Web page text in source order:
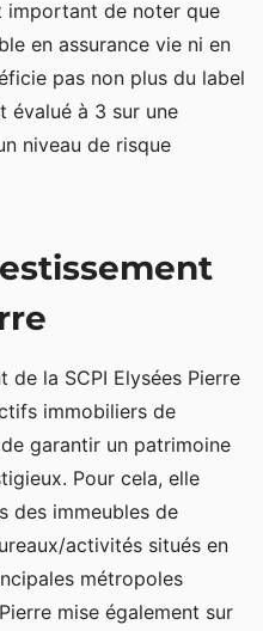
important de noter que
en assurance vie ni en
pas non plus du label
évalué à 3 sur une
niveau de risque
de la SCPI Elysées Pierre
immobiliers de
garantir un patrimoine
Pour cela, elle
des immeubles de
activités situés en
métropoles
mise également sur